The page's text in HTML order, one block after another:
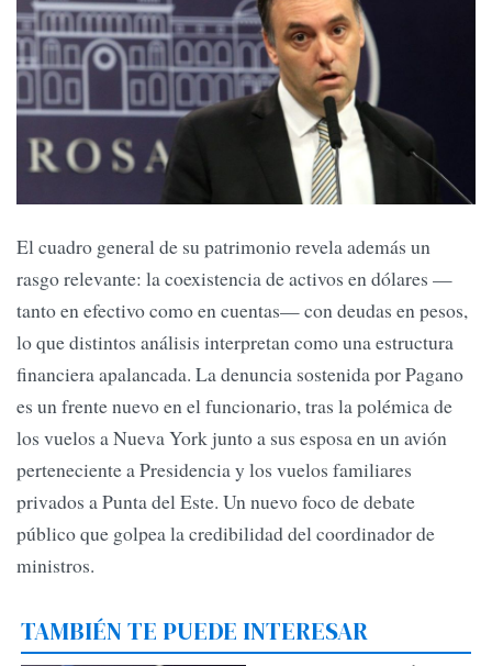
El cuadro general de su patrimonio revela además un
rasgo relevante: la coexistencia de activos en dólares —
tanto en efectivo como en cuentas— con deudas en pesos,
lo que distintos análisis interpretan como una estructura
financiera apalancada. La denuncia sostenida por Pagano
es un frente nuevo en el funcionario, tras la polémica de
los vuelos a Nueva York junto a sus esposa en un avión
perteneciente a Presidencia y los vuelos familiares
privados a Punta del Este. Un nuevo foco de debate
público que golpea la credibilidad del coordinador de
ministros.
TAMBIÉN TE PUEDE INTERESAR